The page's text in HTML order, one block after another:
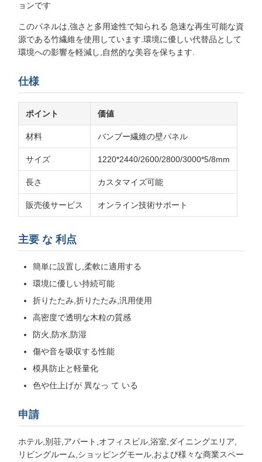
ョンです
このパネルは,強さと多用途性で知られる 急速な再生可能な資
源である竹繊維を使用しています.環境に優しい代替品として
環境への影響を軽減し,自然的な美容を保ちます.
仕様
ポイント 価値
材料 バンブー繊維の壁パネル
サイズ 1220*2440/2600/2800/3000*5/8mm
長さ カスタマイズ可能
販売後サービス オンライン技術サポート
主要 な 利点
簡単に設置し,柔軟に適用する
環境に優しい持続可能
折りたたみ,折りたたみ,汎用使用
高密度で透明な木粒の質感
防火,防水,防湿
傷や音を吸収する性能
模具防止と軽量化
色や仕上げが 異なっ て いる
申請
ホテル,別荘,アパート,オフィスビル,浴室,ダイニングエリア,
リビングルーム,ショッピングモール,および様々な商業スペー